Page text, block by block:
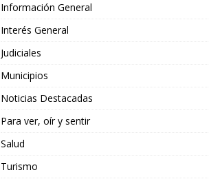
Información General
Interés General
Judiciales
Municipios
Noticias Destacadas
Para ver, oír y sentir
Salud
Turismo